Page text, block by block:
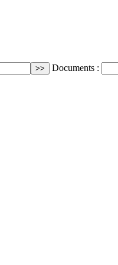
Documents :